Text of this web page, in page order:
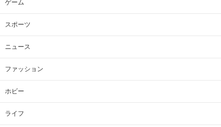
ゲーム
スポーツ
ニュース
ファッション
ホビー
ライフ